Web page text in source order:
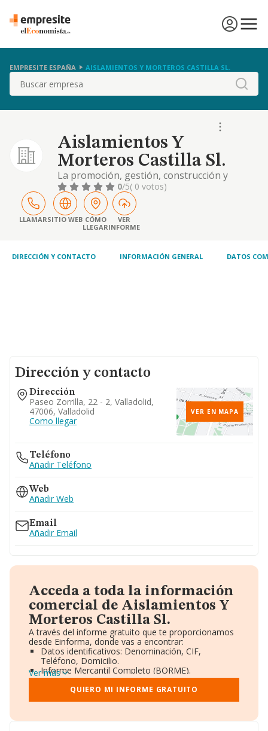
EMPRESITE ESPAÑA AISLAMIENTOS Y MORTEROS CASTILLA SL.
Buscar
Aislamientos Y
Morteros Castilla Sl.
La promoción, gestión, construcción y
ejecución de toda clase de obras públicas y
civiles, urbanizaciones, planes parciales,
viviendas, locales y demás actividades
propias de la gestión urbanística
0/5( 0 votos)
LLAMARSITIO WEB CÓMO
LLEGAR
VER
INFORME
DIRECCIÓN Y CONTACTO INFORMACIÓN GENERAL DATOS
Dirección y contacto
Dirección
Paseo Zorrilla, 22 - 2, Valladolid,
47006, Valladolid
Como llegar
VER EN MAPA
Teléfono
Añadir Teléfono
Web
Añadir Web
Email
Añadir Email
Acceda a toda la información
comercial de Aislamientos Y
Morteros Castilla Sl.
A través del informe gratuito que te proporcionamos
desde Einforma, donde vas a encontrar:
Datos identificativos: Denominación, CIF,
Teléfono, Domicilio.
Informe Mercantil Completo (BORME).
Gráficos de Evolución Ventas y Empleados.
Consejo de Administración y Administradores.
Directivos y Ejecutivos.
Ver más
QUIERO MI INFORME GRATUITO